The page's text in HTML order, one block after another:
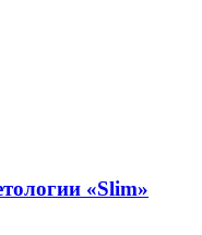
«Slim»